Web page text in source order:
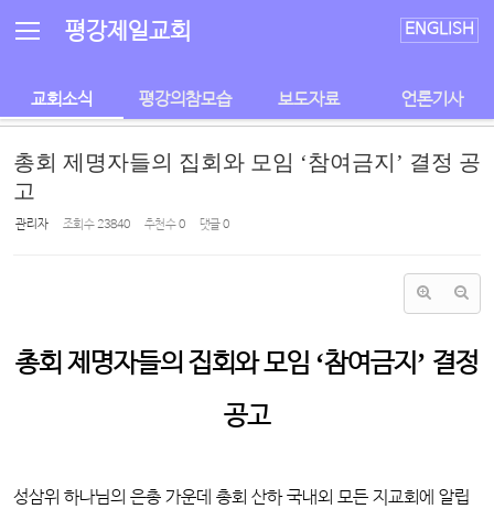
평강제일교회 ENGLISH
교회소식 평강의참모습 보도자료 언론기사
총회 제명자들의 집회와 모임 ‘참여금지’ 결정 공
고
관리자 조회 수23840 추천 수0 댓글0
총회 제명자들의 집회와 모임 ‘참여금지 ’ 결정
공고
성삼위 하나님의 은총 가운데 총회 산하 국내외 모든 지교회에 알립